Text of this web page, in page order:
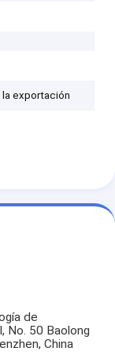
exportación
de
No. 50 Baolong
China